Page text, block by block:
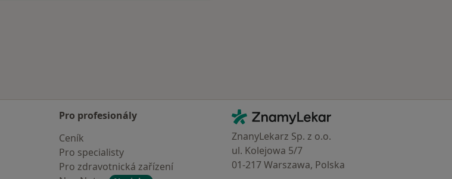
Pro profesionály
Ceník
Pro specialisty
Pro zdravotnická zařízení
Kontakt
ZnamyLekar - Hlavní stránka
ZnanyLekarz Sp. z o.o.
ul. Kolejowa 5/7
01-217 Warszawa, Polska